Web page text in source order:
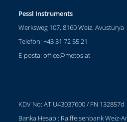
Pessl Instruments
Werksweg 107, 8160 Weiz, Avusturya
Telefon: +43 31 72 55 21
E-posta:office@metos.at
KDV No: AT U43037600 / FN 132857d
Banka Hesabı: Raiffeisenbank Weiz-